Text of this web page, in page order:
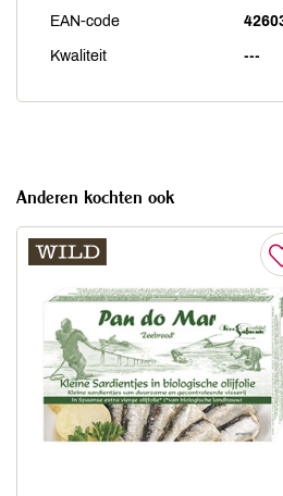
EAN-code
Kwaliteit ---
Anderen kochten ook